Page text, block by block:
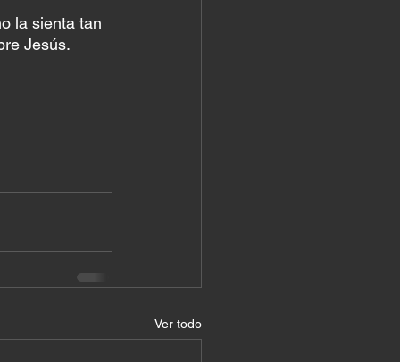
la sienta tan
Jesús.
Ver todo